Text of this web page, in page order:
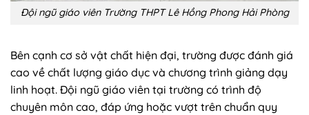
Đội ngũ giáo viên Trường THPT Lê Hồng Phong Hải Phòng
Bên cạnh cơ sở vật chất hiện đại, trường được đánh giá
cao về chất lượng giáo dục và chương trình giảng dạy
linh hoạt. Đội ngũ giáo viên tại trường có trình độ
chuyên môn cao, đáp ứng hoặc vượt trên chuẩn quy